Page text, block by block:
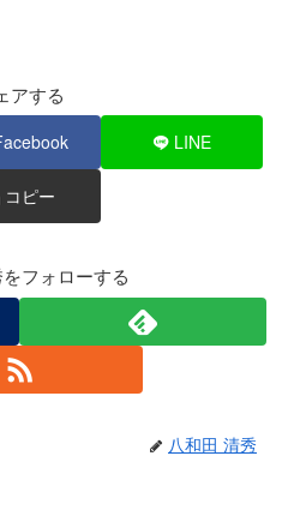
アする
LINE
コピー
フォローする
八和田 清秀